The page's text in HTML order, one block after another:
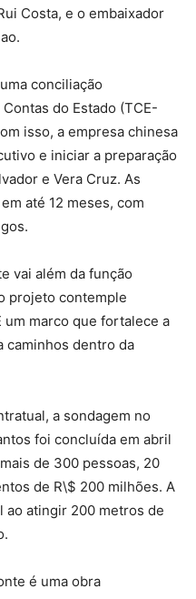
Costa, e o embaixador
conciliação
do Estado (TCE-
isso, a empresa chinesa
e iniciar a preparação
e Vera Cruz. As
até 12 meses, com
vai além da função
projeto contemple
marco que fortalece a
caminhos dentro da
a sondagem no
foi concluída em abril
de 300 pessoas, 20
de R\$ 200 milhões. A
ao atingir 200 metros de
é uma obra